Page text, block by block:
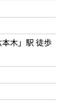
木」駅 徒歩